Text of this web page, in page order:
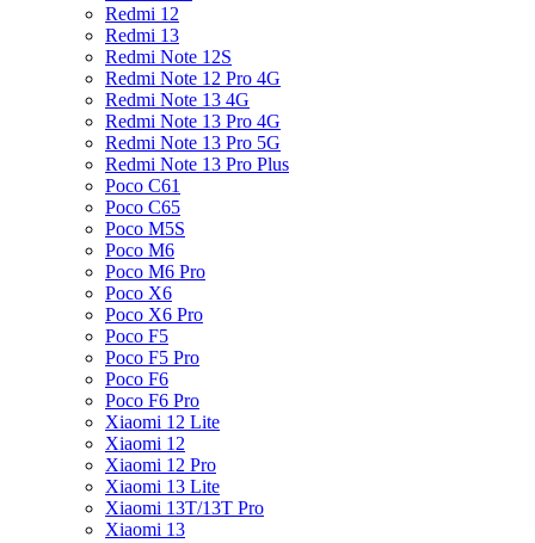
Redmi 12
Redmi 13
Redmi Note 12S
Redmi Note 12 Pro 4G
Redmi Note 13 4G
Redmi Note 13 Pro 4G
Redmi Note 13 Pro 5G
Redmi Note 13 Pro Plus
Poco C61
Poco C65
Poco M5S
Poco M6
Poco M6 Pro
Poco X6
Poco X6 Pro
Poco F5
Poco F5 Pro
Poco F6
Poco F6 Pro
Xiaomi 12 Lite
Xiaomi 12
Xiaomi 12 Pro
Xiaomi 13 Lite
Xiaomi 13T/13T Pro
Xiaomi 13